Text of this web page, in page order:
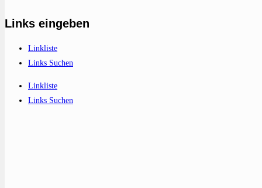
Links eingeben
Linkliste
Links Suchen
Linkliste
Links Suchen